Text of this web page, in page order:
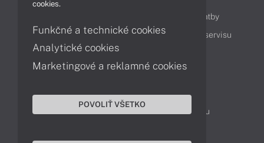
Možnosti doručenia a platby
Podpora a servis
Servisné služby Cenník servisu
Kontakty
043 4224 771
Obchodné oddelenie
Reklamácia tovaru
cookies.
Funkčné a technické cookies
Analytické cookies
Marketingové a reklamné cookies
POVOLIŤ VŠETKO